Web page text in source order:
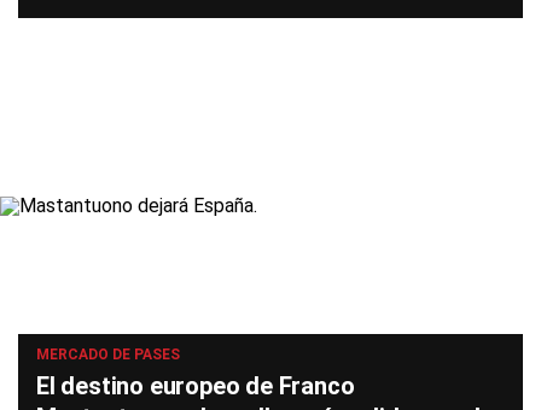
MERCADO DE PASES
El destino europeo de Franco